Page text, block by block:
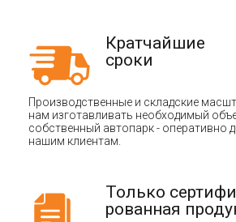
Кратчайшие
сроки
Производственные и складские
нам изготавливать необходимый
собственный автопарк - оперативно
нашим клиентам.
Только
рованная